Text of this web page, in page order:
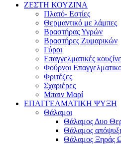
ΖΕΣΤΗ ΚΟΥΖΙΝΑ
Πλατό- Εστίες
Θερμαντικό με λάμπες
Βραστήρας Υγρών
Βραστήρες Ζυμαρικών
Γύροι
Επαγγελματικές
Φούρνοι
Φριτέζες
Σχαριέρες
Μπαιν Μαρί
ΕΠΑΓΓΕΛΜΑΤΙΚΗ ΨΥΞΗ
Θάλαμοι
Θάλαμος Δυο
Θάλαμος
Θάλαμος Ξηράς